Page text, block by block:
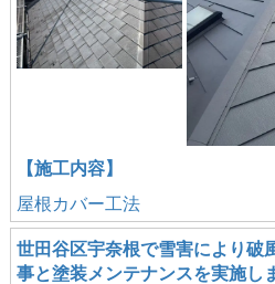
【施工内容】
屋根カバー工法
世田谷区宇奈根で雪害により破
事と塗装メンテナンスを実施し